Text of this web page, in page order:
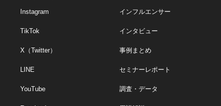
Instagram
TikTok
X（Twitter）
LINE
YouTube
インフルエンサー
インタビュー
事例まとめ
セミナーレポート
調査・データ